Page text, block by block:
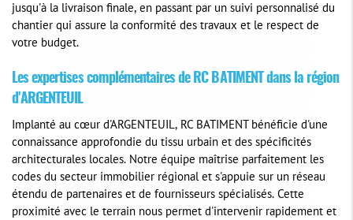
jusqu'à la livraison finale, en passant par un suivi personnalisé du
chantier qui assure la conformité des travaux et le respect de
votre budget.
Les expertises complémentaires de RC BATIMENT dans la région
d'ARGENTEUIL
Implanté au cœur d'ARGENTEUIL, RC BATIMENT bénéficie d'une
connaissance approfondie du tissu urbain et des spécificités
architecturales locales. Notre équipe maîtrise parfaitement les
codes du secteur immobilier régional et s'appuie sur un réseau
étendu de partenaires et de fournisseurs spécialisés. Cette
proximité avec le terrain nous permet d'intervenir rapidement et